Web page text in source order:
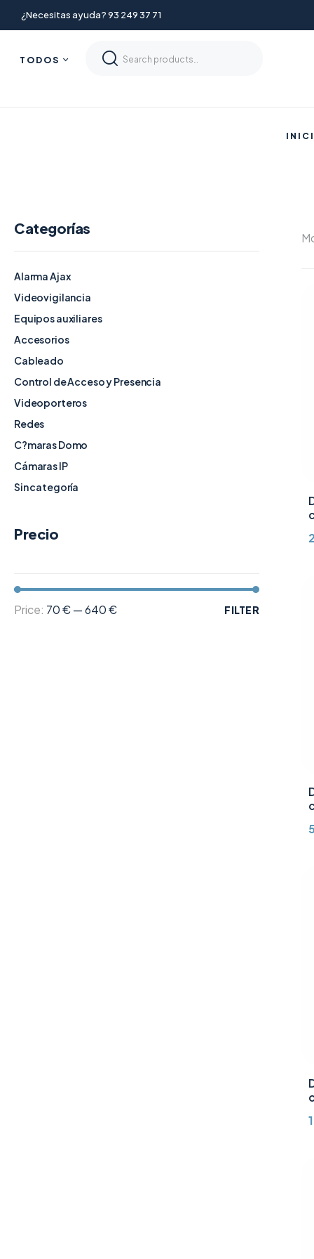
¿Necesitas ayuda? 93 249 37 71
TODOS
Categorías
Alarma Ajax
Videovigilancia
Equipos auxiliares
Accesorios
Cableado
Control de Acceso y Presencia
Videoporteros
Redes
C?maras Domo
Cámaras IP
Sin categoría
Precio
FILTER
Price: 70 €—640 €